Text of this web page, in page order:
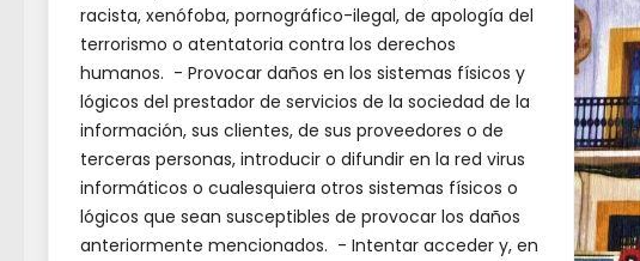
racista, xenófoba, pornográfico-ilegal, de apología del
terrorismo o atentatoria contra los derechos
humanos. - Provocar daños en los sistemas físicos y
lógicos del prestador de servicios de la sociedad de la
información, sus clientes, de sus proveedores o de
terceras personas, introducir o difundir en la red virus
informáticos o cualesquiera otros sistemas físicos o
lógicos que sean susceptibles de provocar los daños
anteriormente mencionados. - Intentar acceder y, en